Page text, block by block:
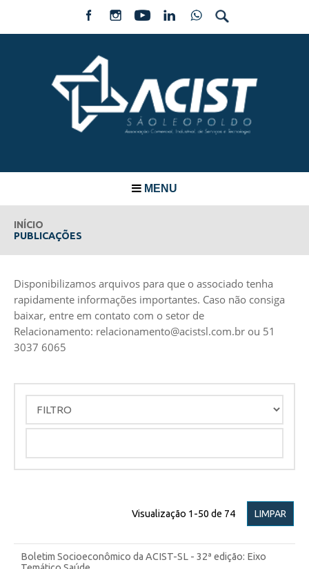
MENU
INÍCIO
PUBLICAÇÕES
Disponibilizamos arquivos para que o associado tenha
rapidamente informações importantes. Caso não consiga
baixar, entre em contato com o setor de
Relacionamento: relacionamento@acistsl.com.br ou 51
3037 6065
Visualização 1-50 de 74 LIMPAR
Boletim Socioeconômico da ACIST-SL - 32ª edição: Eixo